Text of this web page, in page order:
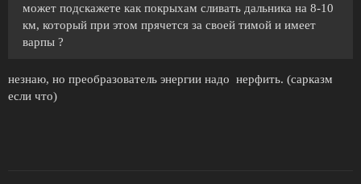
может подскажете как покрыхам сливать дальника на 8-10
км, который при этом прячется за своей тимой и имеет
варпы ?
незнаю, но преобразователь энергии надо нерфить. (сарказм
если что)